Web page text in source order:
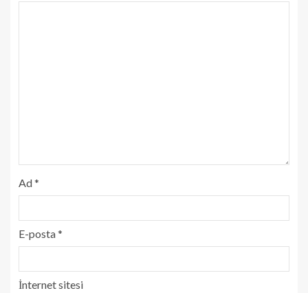
Ad*
E-posta*
İnternet sitesi